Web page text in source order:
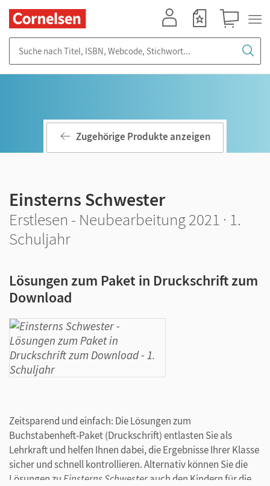
Zugehörige Produkte anzeigen
Einsterns Schwester
Erstlesen - Neubearbeitung 2021 · 1.
Schuljahr
Lösungen zum Paket in Druckschrift zum
Download
Zeitsparend und einfach: Die Lösungen zum
Buchstabenheft-Paket (Druckschrift) entlasten Sie als
Lehrkraft und helfen Ihnen dabei, die Ergebnisse Ihrer Klasse
sicher und schnell kontrollieren. Alternativ können Sie die
Lösungen zu Einsterns Schwesterauch den Kindern für die